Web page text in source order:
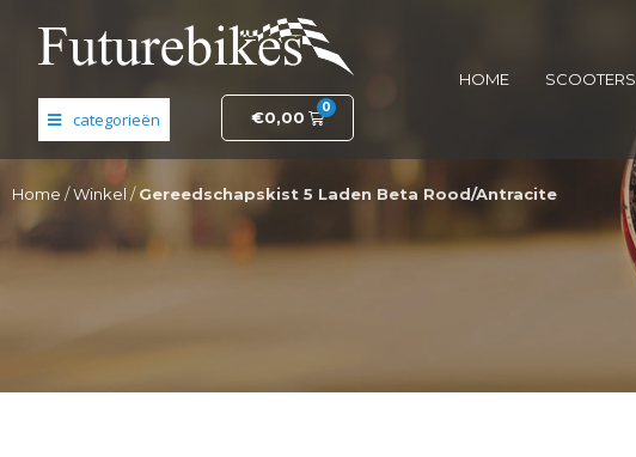
€0,00
0
HOME SCOOTERS
Home /Winkel /Gereedschapskist 5 Laden Beta Rood/Antracite